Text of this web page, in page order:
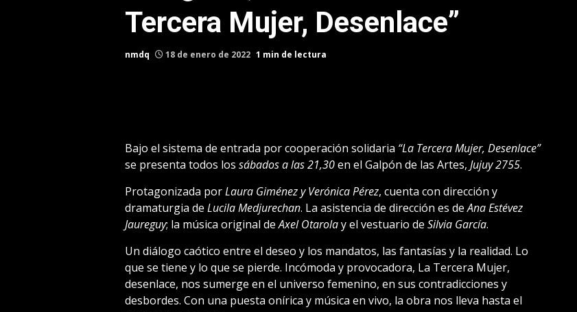
Tercera Mujer, Desenlace”
nmdq 18 de enero de 2022 1 min de lectura
Bajo el sistema de entrada por cooperación solidaria “La Tercera Mujer, Desenlace”
se presenta todos los sábados a las 21,30en el Galpón de las Artes, Jujuy 2755.
Protagonizada porLaura Giménez y Verónica Pérez, cuenta con dirección y
dramaturgia de Lucila Medjurechan. La asistencia de dirección es deAna Estévez
Jaureguy; la música original deAxel Otarolay el vestuario de Silvia García.
Un diálogo caótico entre el deseo y los mandatos, las fantasías y la realidad. Lo
que se tiene y lo que se pierde. Incómoda y provocadora, La Tercera Mujer,
desenlace, nos sumerge en el universo femenino, en sus contradicciones y
desbordes. Con una puesta onírica y música en vivo, la obra nos lleva hasta el